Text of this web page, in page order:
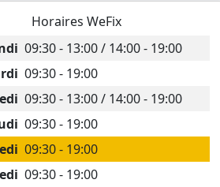
Horaires WeFix
09:30 - 13:00 / 14:00 - 19:00
09:30 - 19:00
09:30 - 13:00 / 14:00 - 19:00
09:30 - 19:00
09:30 - 19:00
09:30 - 19:00